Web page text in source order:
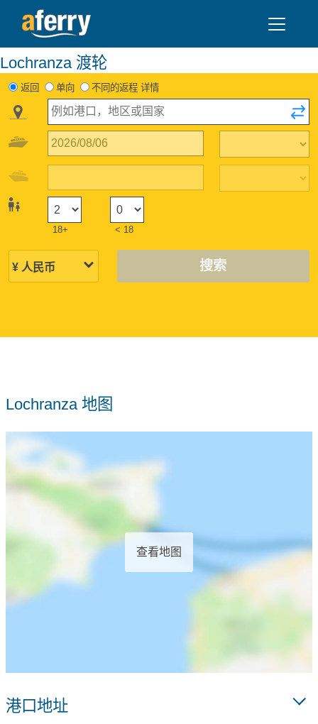
Lochranza 渡轮
返回 单向 不同的返程 详情
18+ < 18
搜索
Lochranza 地图
查看地图
港口地址